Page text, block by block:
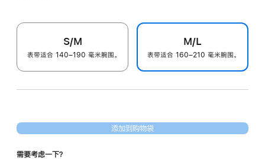
S/M
表带适合 140–190 毫米腕围。
M/L
表带适合 160–210 毫米腕围。
添加到购物袋
需要考虑一下？